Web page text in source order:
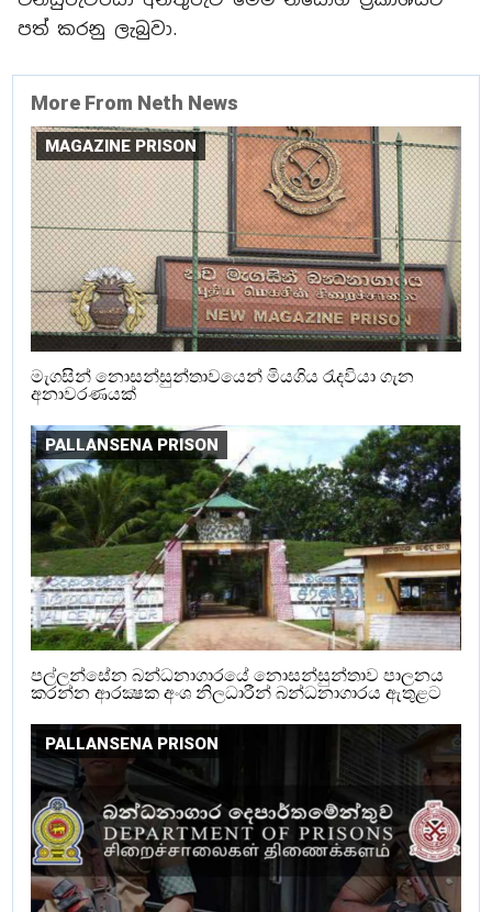
පත් කරනු ලැබුවා.
More From Neth News
MAGAZINE PRISON
මැගසින් නොසන්සුන්තාවයෙන් මියගිය රැදවියා ගැන
අනාවරණයක්
PALLANSENA PRISON
පල්ලන්සේන බන්ධනාගාරයේ නොසන්සුන්තාව පාලනය
කරන්න ආරක්‍ෂක අංශ නිලධාරීන් බන්ධනාගාරය ඇතුළට
PALLANSENA PRISON